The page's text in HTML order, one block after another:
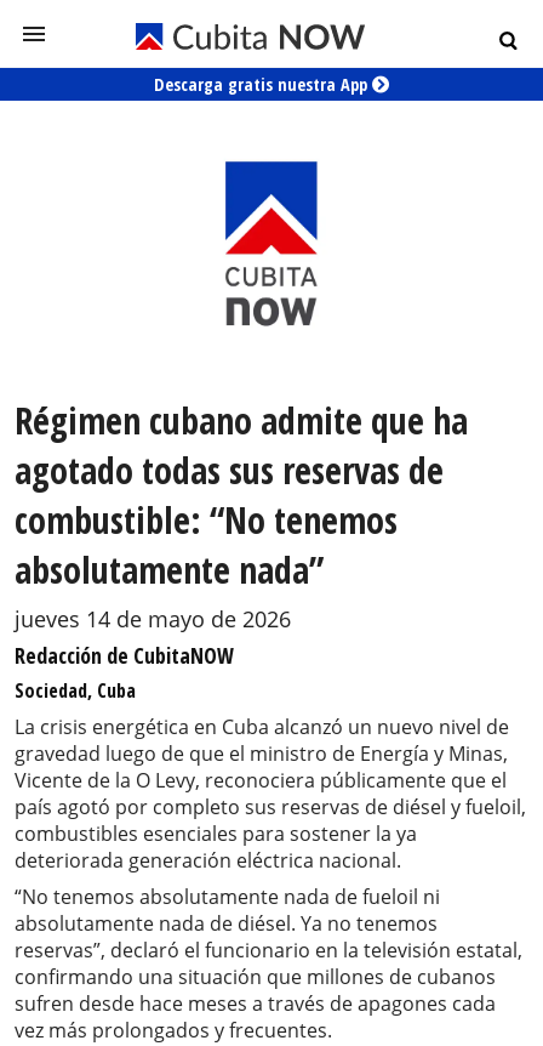
Descarga gratis nuestra App
Régimen cubano admite que ha
agotado todas sus reservas de
combustible: “No tenemos
absolutamente nada”
jueves 14 de mayo de 2026
Redacción de CubitaNOW
Sociedad, Cuba
La crisis energética en Cuba alcanzó un nuevo nivel de
gravedad luego de que el ministro de Energía y Minas,
Vicente de la O Levy, reconociera públicamente que el
país agotó por completo sus reservas de diésel y fueloil,
combustibles esenciales para sostener la ya
deteriorada generación eléctrica nacional.
“No tenemos absolutamente nada de fueloil ni
absolutamente nada de diésel. Ya no tenemos
reservas”, declaró el funcionario en la televisión estatal,
confirmando una situación que millones de cubanos
sufren desde hace meses a través de apagones cada
vez más prolongados y frecuentes.